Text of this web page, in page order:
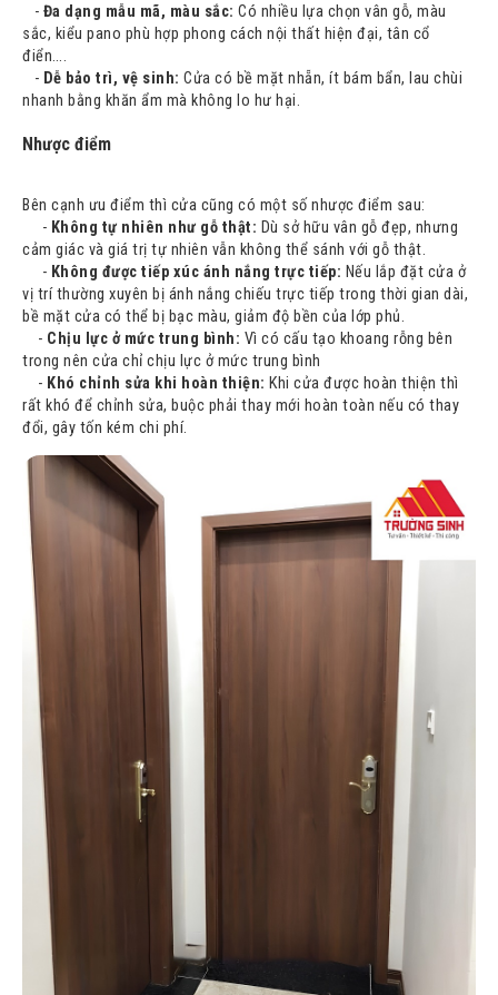
- Đa dạng mẫu mã, màu sắc: Có nhiều lựa chọn vân gỗ, màu
sắc, kiểu pano phù hợp phong cách nội thất hiện đại, tân cổ
điển….
- Dễ bảo trì, vệ sinh: Cửa có bề mặt nhẵn, ít bám bẩn, lau chùi
nhanh bằng khăn ẩm mà không lo hư hại.
Nhược điểm
Bên cạnh ưu điểm thì cửa cũng có một số nhược điểm sau:
- Không tự nhiên như gỗ thật: Dù sở hữu vân gỗ đẹp, nhưng
cảm giác và giá trị tự nhiên vẫn không thể sánh với gỗ thật.
- Không được tiếp xúc ánh nắng trực tiếp: Nếu lắp đặt cửa ở
vị trí thường xuyên bị ánh nắng chiếu trực tiếp trong thời gian dài,
bề mặt cửa có thể bị bạc màu, giảm độ bền của lớp phủ.
- Chịu lực ở mức trung bình: Vì có cấu tạo khoang rỗng bên
trong nên cửa chỉ chịu lực ở mức trung bình
- Khó chỉnh sửa khi hoàn thiện: Khi cửa được hoàn thiện thì
rất khó để chỉnh sửa, buộc phải thay mới hoàn toàn nếu có thay
đổi, gây tốn kém chi phí.